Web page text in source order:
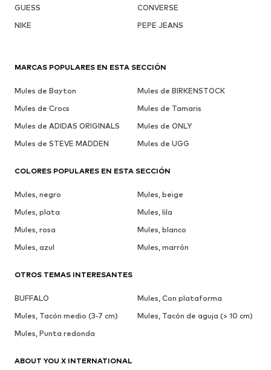
GUESS
CONVERSE
NIKE
PEPE JEANS
MARCAS POPULARES EN ESTA SECCIÓN
Mules de Bayton
Mules de BIRKENSTOCK
Mules de Crocs
Mules de Tamaris
Mules de ADIDAS ORIGINALS
Mules de ONLY
Mules de STEVE MADDEN
Mules de UGG
COLORES POPULARES EN ESTA SECCIÓN
Mules, negro
Mules, beige
Mules, plata
Mules, lila
Mules, rosa
Mules, blanco
Mules, azul
Mules, marrón
OTROS TEMAS INTERESANTES
BUFFALO
Mules, Con plataforma
Mules, Tacón medio (3-7 cm)
Mules, Tacón de aguja (> 10 cm)
Mules, Punta redonda
ABOUT YOU X INTERNATIONAL